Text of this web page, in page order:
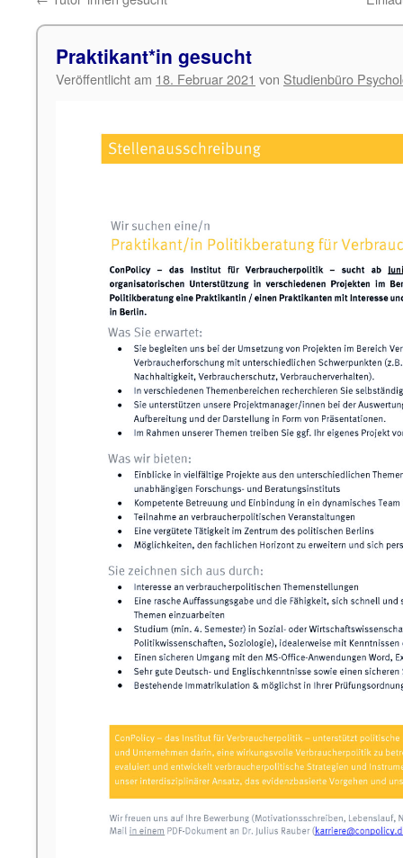
Praktikant*in gesucht
Veröffentlicht am 18. Februar 2021 von Studienbüro